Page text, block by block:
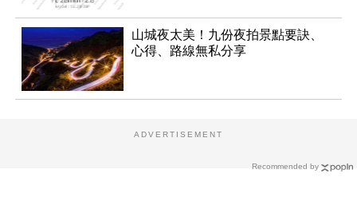
山城夜太美！九份夜拍景點要訣、
心得、路線無私分享
Recommended by
ADVERTISEMENT